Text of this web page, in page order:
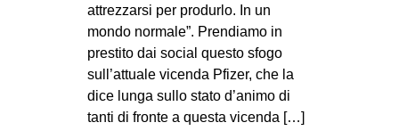
attrezzarsi per produrlo. In un
mondo normale”. Prendiamo in
prestito dai social questo sfogo
sull’attuale vicenda Pfizer, che la
dice lunga sullo stato d’animo di
tanti di fronte a questa vicenda […]